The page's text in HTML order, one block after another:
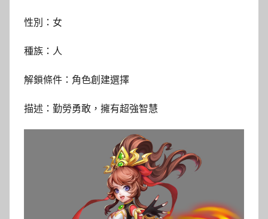
性別：女
種族：人
解鎖條件：角色創建選擇
描述：勤勞勇敢，擁有超強智慧